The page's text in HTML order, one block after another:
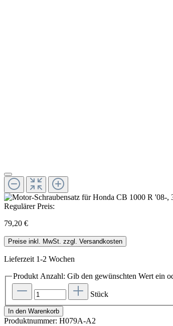
Regulärer Preis:
79,20 €
Preise inkl. MwSt. zzgl. Versandkosten
Lieferzeit 1-2 Wochen
Produkt Anzahl: Gib den gewünschten Wert ein
Stück
In den Warenkorb
Produktnummer: H079A-A2